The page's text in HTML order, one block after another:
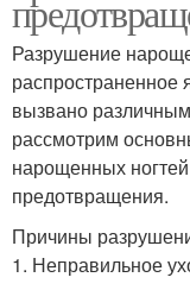
Разрушение
распространенное
вызвано
рассмотрим
нарощенных
предотвращения.
Причины
1. Неправильное